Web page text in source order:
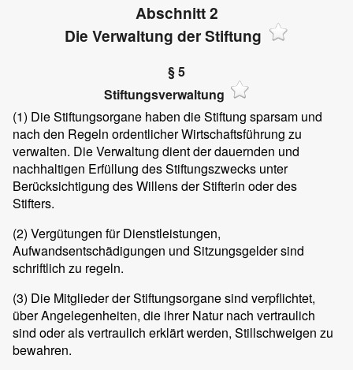
Abschnitt 2
Die Verwaltung der Stiftung
§ 5
Stiftungsverwaltung
(1) Die Stiftungsorgane haben die Stiftung sparsam und
nach den Regeln ordentlicher Wirtschaftsführung zu
verwalten. Die Verwaltung dient der dauernden und
nachhaltigen Erfüllung des Stiftungszwecks unter
Berücksichtigung des Willens der Stifterin oder des
Stifters.
(2) Vergütungen für Dienstleistungen,
Aufwandsentschädigungen und Sitzungsgelder sind
schriftlich zu regeln.
(3) Die Mitglieder der Stiftungsorgane sind verpflichtet,
über Angelegenheiten, die ihrer Natur nach vertraulich
sind oder als vertraulich erklärt werden, Stillschweigen zu
bewahren.